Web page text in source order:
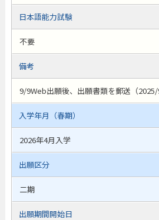
日本語能力試験
不要
備考
9/9Web出願後、出願書類を郵送（2025/
入学年月（春期）
2026年4月入学
出願区分
二期
出願期間開始日